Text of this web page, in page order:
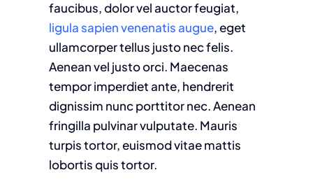
faucibus, dolor vel auctor feugiat,
ligula sapien venenatis augue, eget
ullamcorper tellus justo nec felis.
Aenean vel justo orci. Maecenas
tempor imperdiet ante, hendrerit
dignissim nunc porttitor nec. Aenean
fringilla pulvinar vulputate. Mauris
turpis tortor, euismod vitae mattis
lobortis quis tortor.